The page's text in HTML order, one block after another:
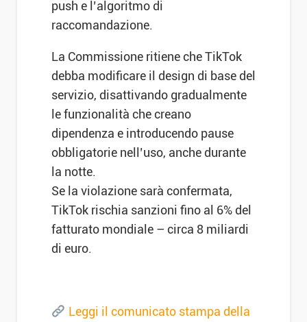
push e l’algoritmo di
raccomandazione.
La Commissione ritiene che TikTok
debba modificare il design di base del
servizio, disattivando gradualmente
le funzionalità che creano
dipendenza e introducendo pause
obbligatorie nell’uso, anche durante
la notte.
Se la violazione sarà confermata,
TikTok rischia sanzioni fino al 6% del
fatturato mondiale – circa 8 miliardi
di euro.
Leggi il comunicato stampa della